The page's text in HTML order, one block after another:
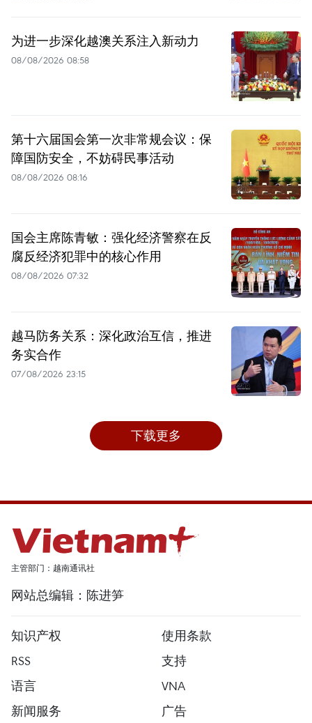
为进一步深化越澳关系注入新动力
08/08/2026 08:58
第十六届国会第一次非常规会议：保
障国防安全，不妨碍民事活动
08/08/2026 08:16
国会主席陈青敏：强化经济警察在反
腐反经济犯罪中的核心作用
08/08/2026 07:32
越马防务关系：深化政治互信，推进
务实合作
07/08/2026 23:15
下载更多
主管部门：越南通讯社
网站总编辑：陈进笋
知识产权
使用条款
RSS
支持
语言
VNA
新闻服务
广告